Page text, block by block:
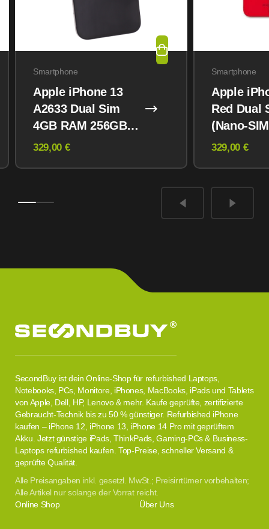
Smartphone
Apple iPhone 13
A2633 Dual Sim
4GB RAM 256GB
Midnight
329,00 €
Smartphone
Apple
Red Dual
(Nano-
eSIM)
329,00 €
SecondBuy ist dein Online-Shop für refurbished Laptops,
Notebooks, PCs, Monitore, iPhones, MacBooks, iPads und Tablets
von Apple, Dell, HP, Lenovo & mehr. Kaufe geprüfte, zertifizierte
Gebraucht-Technik bis zu 50 % günstiger. Refurbished iPhone
kaufen – iPhone 12, iPhone 13, iPhone 14 Pro mit geprüftem
Akku. Jetzt günstige iPads, ThinkPads, Gaming-PCs & Business-
Laptops refurbished kaufen. Top-Preise, schneller Versand &
geprüfte Qualität.
Alle Preisangaben inkl. gesetzl. MwSt.; Preisirrtümer vorbehalten;
Alle Artikel nur solange der Vorrat reicht.
Online Shop Über Uns